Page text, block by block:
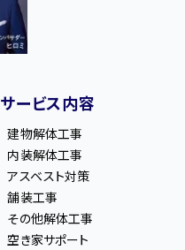
サービス内容
建物解体工事
内装解体工事
アスベスト対策
舗装工事
その他解体工事
空き家サポート